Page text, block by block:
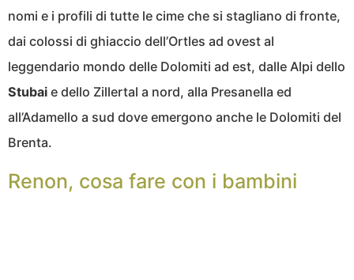
nomi e i profili di tutte le cime che si stagliano di fronte,
dai colossi di ghiaccio dell’Ortles ad ovest al
leggendario mondo delle Dolomiti ad est, dalle Alpi dello
Stubai e dello Zillertal a nord, alla Presanella ed
all’Adamello a sud dove emergono anche le Dolomiti del
Brenta.
Renon, cosa fare con i bambini